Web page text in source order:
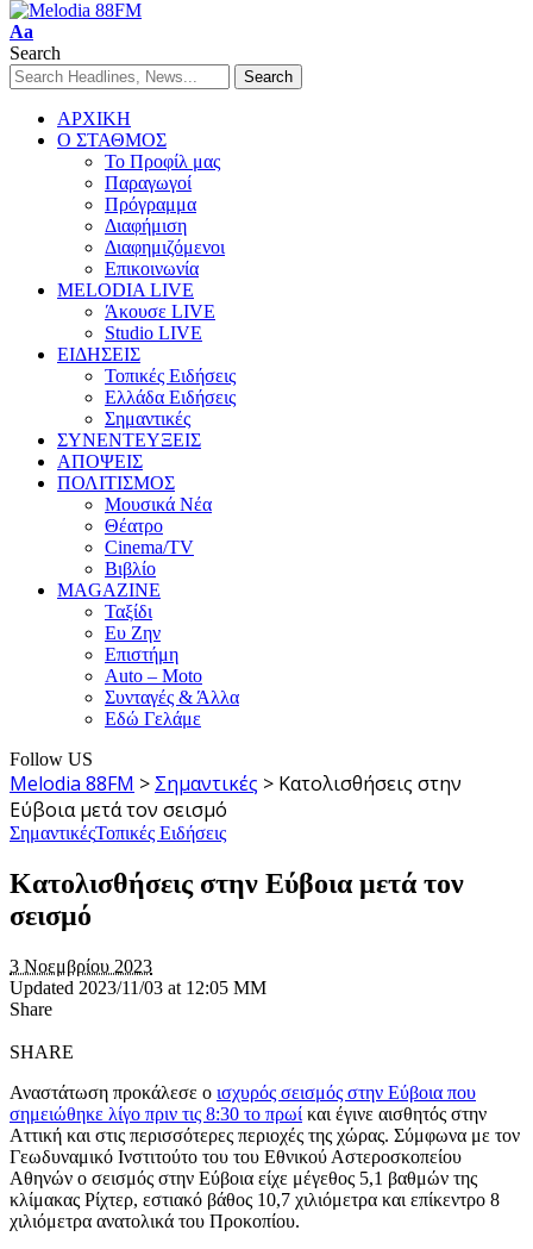
Aa
Search
ΑΡΧΙΚΗ
Ο ΣΤΑΘΜΟΣ
Το Προφίλ μας
Παραγωγοί
Πρόγραμμα
Διαφήμιση
Διαφημιζόμενοι
Επικοινωνία
MELODIA LIVE
Άκουσε LIVE
Studio LIVE
ΕΙΔΗΣΕΙΣ
Τοπικές Ειδήσεις
Ελλάδα Ειδήσεις
Σημαντικές
ΣΥΝΕΝΤΕΥΞΕΙΣ
ΑΠΟΨΕΙΣ
ΠΟΛΙΤΙΣΜΟΣ
Μουσικά Νέα
Θέατρο
Cinema/TV
Βιβλίο
MAGAZINE
Ταξίδι
Ευ Ζην
Επιστήμη
Auto – Moto
Συνταγές & Άλλα
Εδώ Γελάμε
Follow US
Melodia 88FM > Σημαντικές > Κατολισθήσεις στην
Εύβοια μετά τον σεισμό
ΣημαντικέςΤοπικές Ειδήσεις
Κατολισθήσεις στην Εύβοια μετά τον
σεισμό
3 Νοεμβρίου 2023
Updated 2023/11/03 at 12:05 ΜΜ
Share
SHARE
Αναστάτωση προκάλεσε ο ισχυρός σεισμός στην Εύβοια που
σημειώθηκε λίγο πριν τις 8:30 το πρωί και έγινε αισθητός στην
Αττική και στις περισσότερες περιοχές της χώρας. Σύμφωνα με τον
Γεωδυναμικό Ινστιτούτο του του Εθνικού Αστεροσκοπείου
Αθηνών ο σεισμός στην Εύβοια είχε μέγεθος 5,1 βαθμών της
κλίμακας Ρίχτερ, εστιακό βάθος 10,7 χιλιόμετρα και επίκεντρο 8
χιλιόμετρα ανατολικά του Προκοπίου.